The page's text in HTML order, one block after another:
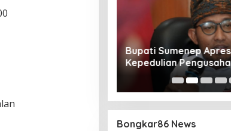
Salurkan
Berperan
Akhlak Generasi
Bupati Sumenep
Kepedulian
Bantu Korban Gempa
Bongkar86 News